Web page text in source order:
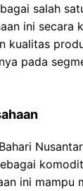
salah
ini secara
kualitas
pada
ini mampu